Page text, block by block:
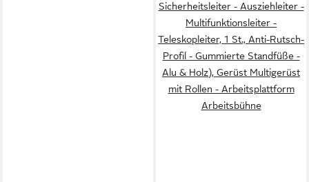
Sicherheitsleiter - Ausziehleiter -
Multifunktionsleiter -
Teleskopleiter, 1 St., Anti-Rutsch-
Profil - Gummierte Standfüße -
Alu & Holz), Gerüst Multigerüst
mit Rollen - Arbeitsplattform
Arbeitsbühne